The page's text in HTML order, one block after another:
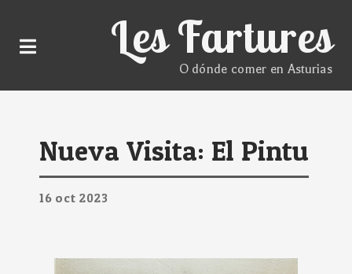
Les Fartures
O dónde comer en Asturias
Nueva Visita: El Pintu
16 oct 2023